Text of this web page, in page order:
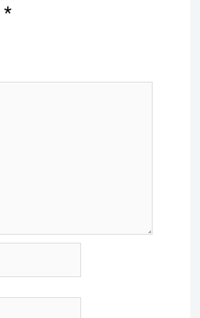
*